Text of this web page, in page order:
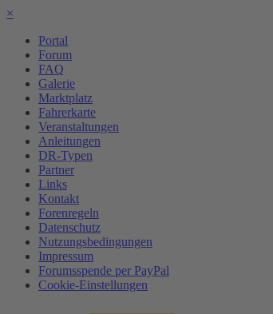
×
Portal
Forum
FAQ
Galerie
Marktplatz
Fahrerkarte
Veranstaltungen
Anleitungen
DR-Typen
Partner
Links
Kontakt
Forenregeln
Datenschutz
Nutzungsbedingungen
Impressum
Forumsspende per PayPal
Cookie-Einstellungen